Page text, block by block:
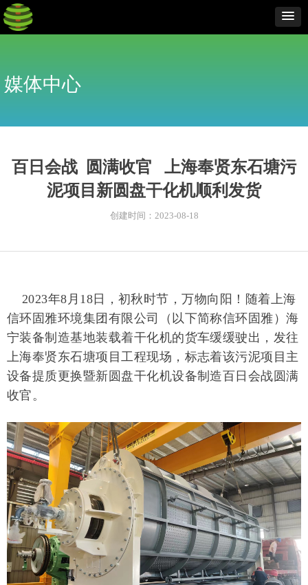
百日会战 圆满收官 上海奉贤东石塘污
泥项目新圆盘干化机顺利发货
2023年8月 18日，初秋时节，万物向阳！随着上海
信环固雅环境集团有限公司（以下简称信环固雅）海
宁装备制造基地装载着干化机的货车缓缓驶出，发往
上海奉贤东石塘项目工程现场，标志着该污泥项目主
设备提质更换暨新圆盘干化机设备制造百日会战圆满
收官。
媒体中心
创建时间： 2023-08-18